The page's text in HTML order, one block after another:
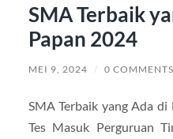
SMA Terbaik
Papan 2024
MEI 9, 2024 / 0 COMMENTS
SMA Terbaik yang Ada
Tes Masuk Perguruan